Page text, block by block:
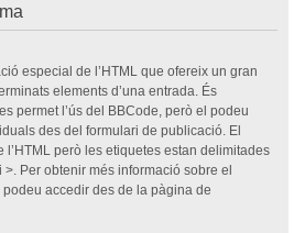
especial de l’HTML que ofereix un gran
elements d’una entrada. És
permet l’ús del BBCode, però el podeu
des del formulari de publicació. El
l’HTML però les etiquetes estan delimitades
Per obtenir més informació sobre el
accedir des de la pàgina de